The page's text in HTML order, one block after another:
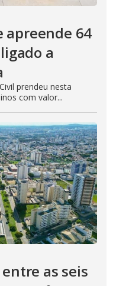
apreende 64
a
prendeu nesta
com valor...
as seis